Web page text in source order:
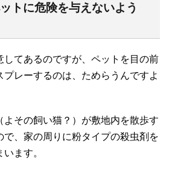
トに危険を与えないよう
してあるのですが、ペットを目の前
プレーするのは、ためらうんですよ
よその飼い猫？）が敷地内を散歩す
で、家の周りに粉タイプの殺虫剤を
ます。